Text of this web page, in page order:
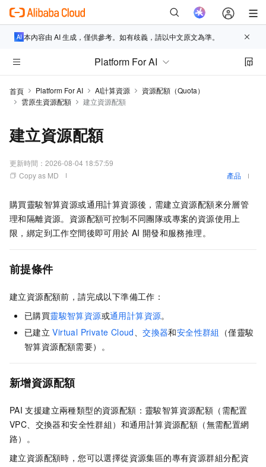
本內容由 AI 生成，僅供參考。如有歧義，請以中文原文為準。
Platform For AI
首頁 Platform For AI AI計算資源
資源配額（Quota）
雲原生資源配額
建立資源配額
建立資源配額
更新時間： 2026-08-04 18:57:59
Copy as MD
產品
購買靈駿智算資源或通用計算資源後，需建立資源配額來分層管
理和隔離資源。資源配額可控制不同團隊或專案的資源使用上
限，綁定到工作空間後即可用於 AI 開發和服務推理。
前提條件
建立資源配額前，請完成以下準備工作：
已購買靈駿智算資源或通用計算資源。
已建立 Virtual Private Cloud、交換器和安全性群組 （僅靈駿
智算資源配額需要）。
新增資源配額
PAI 支援建立兩種類型的資源配額：靈駿智算資源配額（需配置
VPC、交換器和安全性群組）和通用計算資源配額（無需配置網
路）。
建立資源配額時，您可以選擇從資源集區的專有資源群組分配資